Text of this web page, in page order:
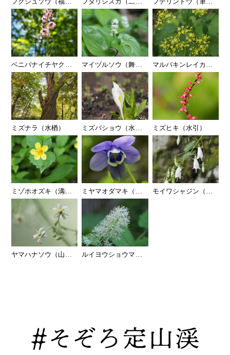
ベニバナイチヤクソウ（紅花一薬草）
… マイヅルソウ（舞鶴草）
… マルバキンレイカ（丸葉
…
ミズナラ（水楢） ミズバショウ（水芭蕉）
… ミズヒキ（水引）
ミゾホオズキ（溝酸漿）ミヤマオダマキ（深山苧環）モイワシャジン（藻岩沙
ヤマハナソウ（山鼻草）ルイヨウショウマ（類葉升麻）